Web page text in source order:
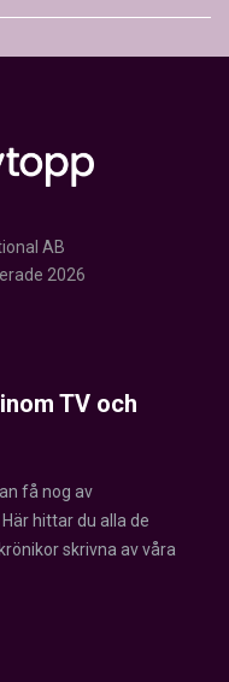
AB
2026
TV och
få nog av
hittar du alla de
skrivna av våra